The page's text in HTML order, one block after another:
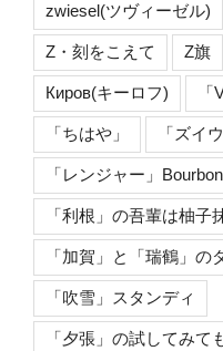
zwiesel(ツヴィーゼル)
Z・刻をこえて Z旗
Киров(キーロフ)
「ちはや」 「ズイ
「レンジャー」
「利根」の吾輩は柚子
「加賀」と「瑞鶴」の
「吹雪」スタンディ
「夕張」の試してみて